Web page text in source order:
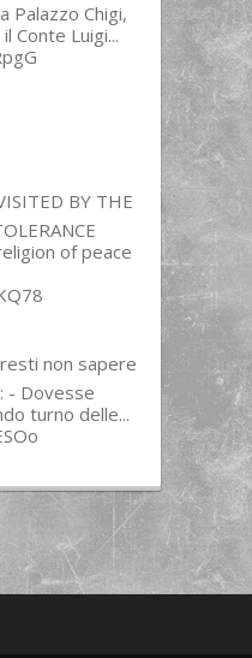
Palazzo Chigi,
Conte Luigi...
BY THE
of peace
non sapere
- Dovesse
turno delle...